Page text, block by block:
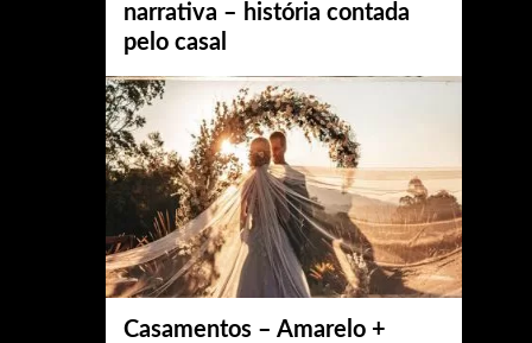
narrativa – história contada
pelo casal
Casamentos – Amarelo +